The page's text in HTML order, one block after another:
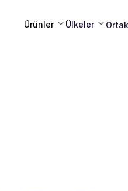
Ürünler Ülkeler